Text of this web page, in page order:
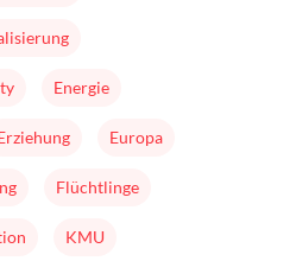
Energie
Europa
Flüchtlinge
KMU